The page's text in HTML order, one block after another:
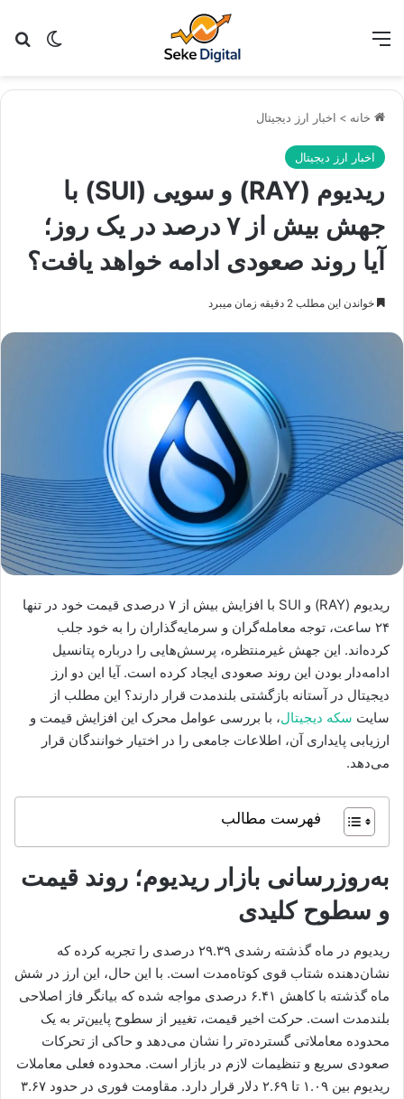
تغییر منو
خانه > اخبار ارز دیجیتال
اخبار ارز دیجیتال
ریدیوم (RAY) و سویی (SUI) با
جهش بیش از ۷ درصد در یک روز؛
آیا روند صعودی ادامه خواهد یافت؟
خواندن این مطلب 2 دقیقه زمان میبرد
ریدیوم (RAY) و SUI با افزایش بیش از ۷ درصدی قیمت خود در تنها
۲۴ ساعت، توجه معامله‌گران و سرمایه‌گذاران را به خود جلب
کرده‌اند. این جهش غیرمنتظره، پرسش‌هایی را درباره پتانسیل
ادامه‌دار بودن این روند صعودی ایجاد کرده است. آیا این دو ارز
دیجیتال در آستانه بازگشتی بلندمدت قرار دارند؟ این مطلب از
سایت سکه دیجیتال، با بررسی عوامل محرک این افزایش قیمت و
ارزیابی پایداری آن، اطلاعات جامعی را در اختیار خوانندگان قرار
می‌دهد.
فهرست مطالب
به‌روزرسانی بازار ریدیوم؛ روند قیمت
و سطوح کلیدی
ریدیوم در ماه گذشته رشدی ۲۹.۳۹ درصدی را تجربه کرده که
نشان‌دهنده شتاب قوی کوتاه‌مدت است. با این حال، این ارز در شش
ماه گذشته با کاهش ۶.۴۱ درصدی مواجه شده که بیانگر فاز اصلاحی
بلندمدت است. حرکت اخیر قیمت، تغییر از سطوح پایین‌تر به یک
محدوده معاملاتی گسترده‌تر را نشان می‌دهد و حاکی از تحرکات
صعودی سریع و تنظیمات لازم در بازار است. محدوده فعلی معاملات
ریدیوم بین ۱.۰۹ تا ۲.۶۹ دلار قرار دارد. مقاومت فوری در حدود ۳.۶۷